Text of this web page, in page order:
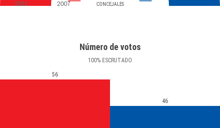
CONCEJALES
2011 2007
Número de votos
100% ESCRUTADO
56
46